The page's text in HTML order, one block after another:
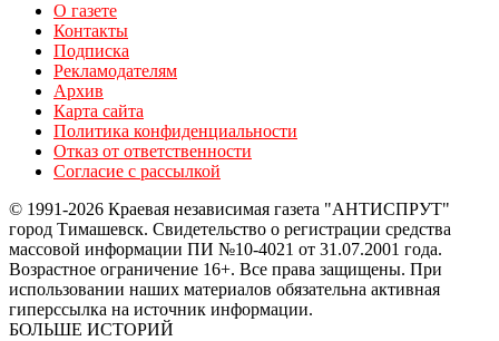
О газете
Контакты
Подписка
Рекламодателям
Архив
Карта сайта
Политика конфиденциальности
Отказ от ответственности
Согласие с рассылкой
© 1991-2026 Краевая независимая газета "АНТИСПРУТ"
город Тимашевск. Свидетельство о регистрации средства
массовой информации ПИ №10-4021 от 31.07.2001 года.
Возрастное ограничение 16+. Все права защищены. При
использовании наших материалов обязательна активная
гиперссылка на источник информации.
БОЛЬШЕ ИСТОРИЙ